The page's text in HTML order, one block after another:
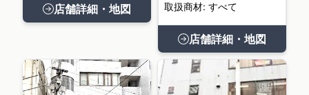
店舗詳細・地図
取扱商材: すべて
店舗詳細・地図